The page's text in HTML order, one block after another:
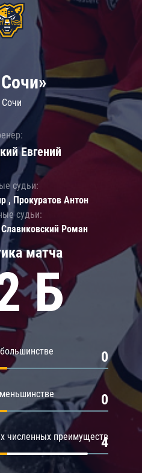
матча
Б
0
0
численных преимуществ
4
Сочи
Евгений
судьи:
, Прокуратов Антон
судьи:
Роман